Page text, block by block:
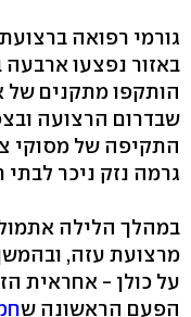
גורמי רפואה
באזור נפצעו ארבעה
הותקפו מתקנים של
שבדרום הרצועה
התקיפה של מסוקי
גרמה נזק ניכר לבתי
מרצועת עזה,
על כולן - אחראית
הפעם הראשונה ש